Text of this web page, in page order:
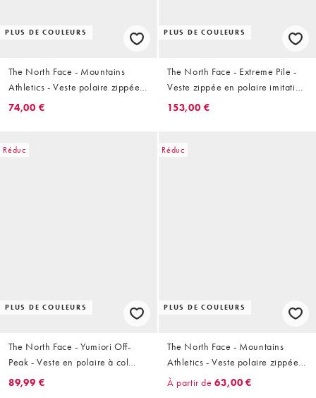
PLUS DE COULEURS
The North Face - Mountains
Athletics - Veste polaire zippée -
Noir
74,00 €
PLUS DE COULEURS
The North Face - Extreme Pile -
Veste zippée en polaire imitation
peau de mouton - Bleu marine
153,00 €
Réduc
PLUS DE COULEURS
The North Face - Yumiori Off-
Peak - Veste en polaire à col
zippé - Gris
89,99 €
Réduc
PLUS DE COULEURS
The North Face - Mountains
Athletics - Veste polaire zippée -
Gris
À partir de 63,00 €